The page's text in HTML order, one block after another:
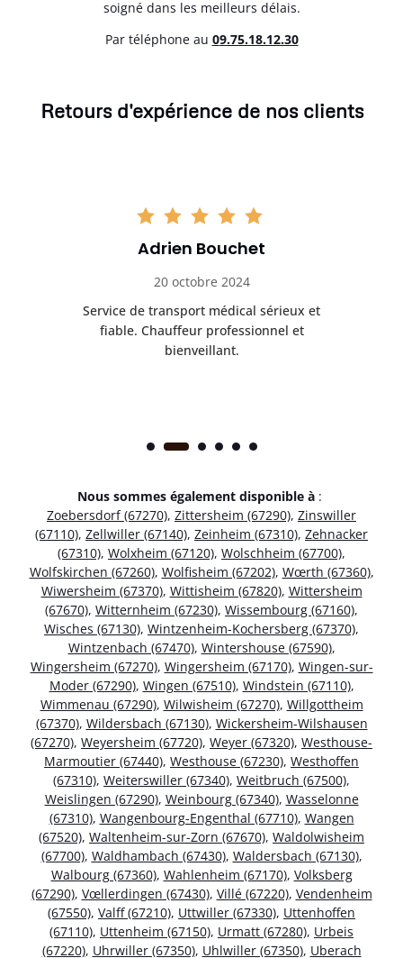
soigné dans les meilleurs délais.
Par téléphone au 09.75.18.12.30
Retours d'expérience de nos clients
Adrien Bouchet
20 octobre 2024
Service de transport médical sérieux et
fiable. Chauffeur professionnel et
bienveillant.
Nous sommes également disponible à :
Zoebersdorf (67270), Zittersheim (67290), Zinswiller
(67110), Zellwiller (67140), Zeinheim (67310), Zehnacker
(67310), Wolxheim (67120), Wolschheim (67700),
Wolfskirchen (67260), Wolfisheim (67202), Wœrth (67360),
Wiwersheim (67370), Wittisheim (67820), Wittersheim
(67670), Witternheim (67230), Wissembourg (67160),
Wisches (67130), Wintzenheim-Kochersberg (67370),
Wintzenbach (67470), Wintershouse (67590),
Wingersheim (67270), Wingersheim (67170), Wingen-sur-
Moder (67290), Wingen (67510), Windstein (67110),
Wimmenau (67290), Wilwisheim (67270), Willgottheim
(67370), Wildersbach (67130), Wickersheim-Wilshausen
(67270), Weyersheim (67720), Weyer (67320), Westhouse-
Marmoutier (67440), Westhouse (67230), Westhoffen
(67310), Weiterswiller (67340), Weitbruch (67500),
Weislingen (67290), Weinbourg (67340), Wasselonne
(67310), Wangenbourg-Engenthal (67710), Wangen
(67520), Waltenheim-sur-Zorn (67670), Waldolwisheim
(67700), Waldhambach (67430), Waldersbach (67130),
Walbourg (67360), Wahlenheim (67170), Volksberg
(67290), Vœllerdingen (67430), Villé (67220), Vendenheim
(67550), Valff (67210), Uttwiller (67330), Uttenhoffen
(67110), Uttenheim (67150), Urmatt (67280), Urbeis
(67220), Uhrwiller (67350), Uhlwiller (67350), Uberach